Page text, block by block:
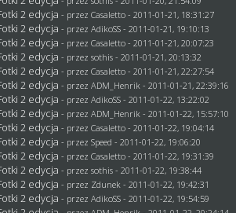
2 edycja - przezCasaletto - 2011-01-21, 18:31:27
2 edycja - przez AdikoSS - 2011-01-21, 19:10:13
2 edycja - przezCasaletto - 2011-01-21, 20:07:23
2 edycja - przezsothis - 2011-01-21, 20:13:32
2 edycja - przezCasaletto - 2011-01-21, 22:27:54
2 edycja - przezADM_Henrik - 2011-01-21, 22:39:16
2 edycja - przez AdikoSS - 2011-01-22, 13:22:02
2 edycja - przezADM_Henrik - 2011-01-22, 15:57:10
2 edycja - przezCasaletto - 2011-01-22, 19:04:14
2 edycja - przezSpeed - 2011-01-22, 19:06:20
2 edycja - przezCasaletto - 2011-01-22, 19:31:39
2 edycja - przezsothis - 2011-01-22, 19:38:44
2 edycja - przez Zdunek - 2011-01-22, 19:42:31
2 edycja - przez AdikoSS - 2011-01-22, 19:54:59